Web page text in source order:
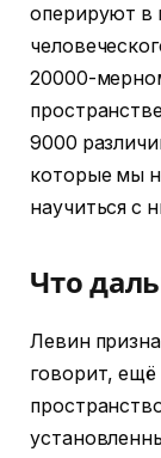
оперируют в
20000-
9000
которые мы
научиться с
Что
Левин
говорит,